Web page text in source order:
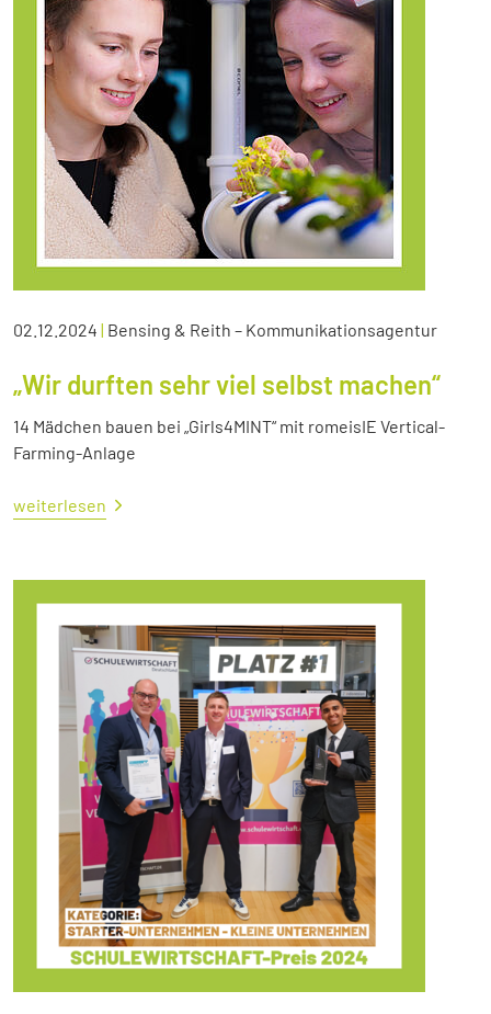
02.12.2024 | Bensing & Reith – Kommunikationsagentur
„Wir durften sehr viel selbst machen“
14 Mädchen bauen bei „Girls4MINT“ mit romeisIE Vertical-
Farming-Anlage
weiterlesen